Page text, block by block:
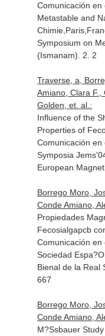
Comunicación en
Metastable and
Symposium on
(Ismanam). 2. 2
Traverse, a,
Amiano, Clara F.,
Golden, et. al.:
Influence of the
Properties of
Comunicación
Symposia
European
Borrego Moro,
Conde Amiano,
Propiedades
Fecosialgapcb
Comunicación en
Sociedad
Bienal de la Real
667
Borrego Moro,
Conde Amiano,
M?Ssbauer